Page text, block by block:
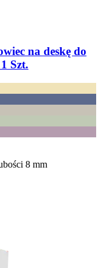
na deskę do
Szt.
8 mm